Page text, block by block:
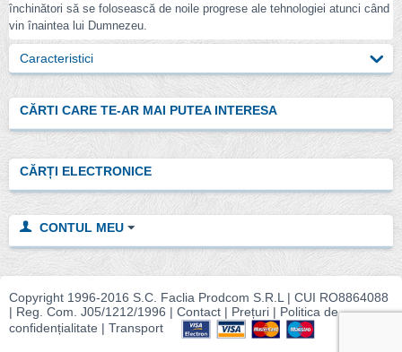
închinători să se folosească de noile progrese ale tehnologiei atunci când
vin înaintea lui Dumnezeu.
Caracteristici
CĂRTI CARE TE-AR MAI PUTEA INTERESA
CĂRȚI ELECTRONICE
CONTUL MEU
Copyright 1996-2016 S.C. Faclia Prodcom S.R.L | CUI RO8864088
| Reg. Com. J05/1212/1996 | Contact | Prețuri | Politica de
confidențialitate | Transport